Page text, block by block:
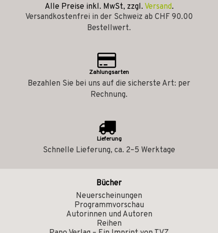
Alle Preise inkl. MwSt, zzgl. Versand.
Versandkostenfrei in der Schweiz ab CHF 90.00
Bestellwert.
Zahlungsarten
Bezahlen Sie bei uns auf die sicherste Art: per
Rechnung.
Lieferung
Schnelle Lieferung, ca. 2–5 Werktage
Bücher
Neuerscheinungen
Programmvorschau
Autorinnen und Autoren
Reihen